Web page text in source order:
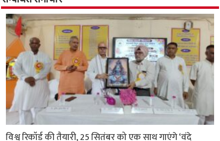
o
k
p
p
r
a
m
n
k
विश्व रिकॉर्ड की तैयारी, 25 सितंबर को एक साथ गाएंगे ‘वंदे